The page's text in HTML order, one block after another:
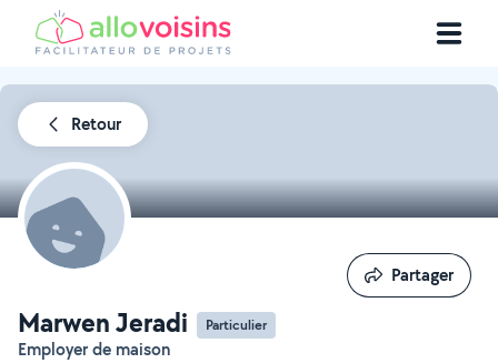
Retour
Marwen Jeradi Particulier
Employer de maison
Partager
Partager